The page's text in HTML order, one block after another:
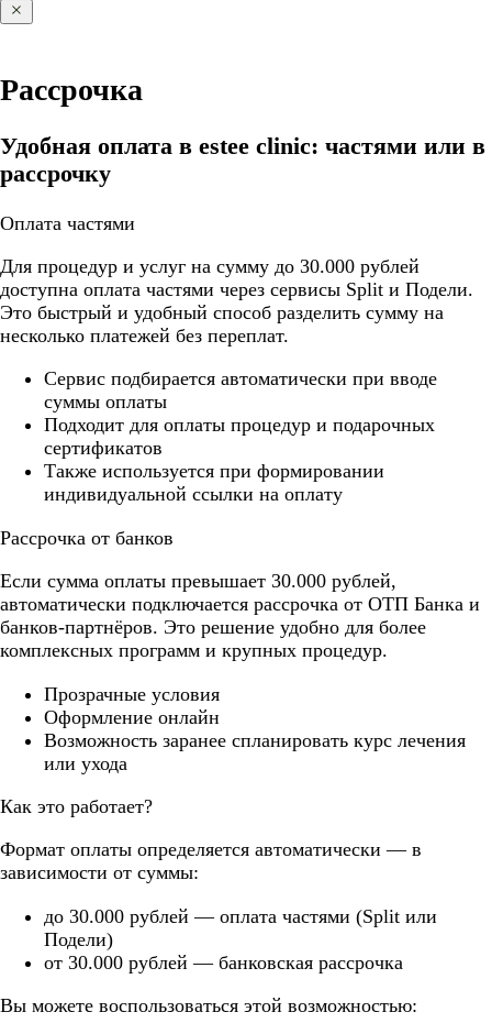
Рассрочка
Удобная оплата в estee clinic: частями или в
рассрочку
Оплата частями
Для процедур и услуг на сумму до 30.000 рублей
доступна оплата частями через сервисы Split и Подели.
Это быстрый и удобный способ разделить сумму на
несколько платежей без переплат.
Cервис подбирается автоматически при вводе
суммы оплаты
Подходит для оплаты процедур и подарочных
сертификатов
Также используется при формировании
индивидуальной ссылки на оплату
Рассрочка от банков
Если сумма оплаты превышает 30.000 рублей,
автоматически подключается рассрочка от ОТП Банка и
банков-партнёров. Это решение удобно для более
комплексных программ и крупных процедур.
Прозрачные условия
Оформление онлайн
Возможность заранее спланировать курс лечения
или ухода
Как это работает?
Формат оплаты определяется автоматически — в
зависимости от суммы:
до 30.000 рублей — оплата частями (Split или
Подели)
от 30.000 рублей — банковская рассрочка
Вы можете воспользоваться этой возможностью: